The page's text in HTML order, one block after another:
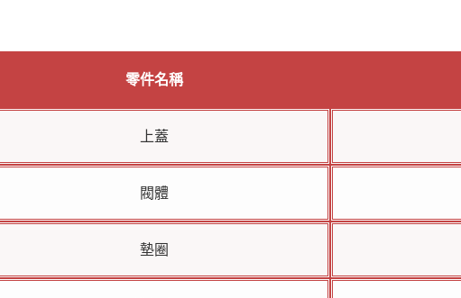
零件名稱
上蓋
閥體
墊圈